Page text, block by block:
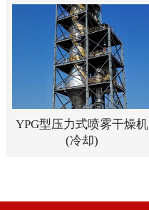
YPG型压力式喷雾干燥机
(冷却)